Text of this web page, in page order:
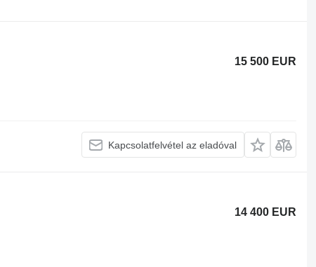
15 500 EUR
Kapcsolatfelvétel az eladóval
14 400 EUR